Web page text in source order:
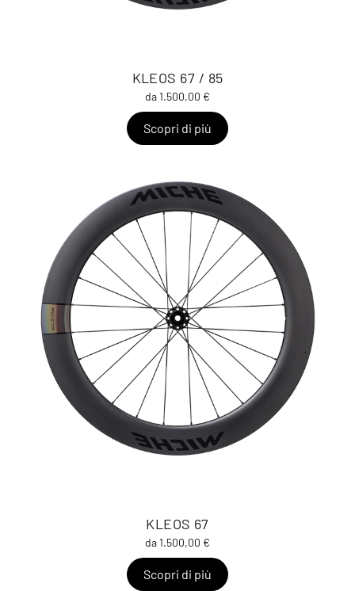
KLEOS 67 / 85
da 1.500,00 €
Scopri di più
KLEOS 67
da 1.500,00 €
Scopri di più